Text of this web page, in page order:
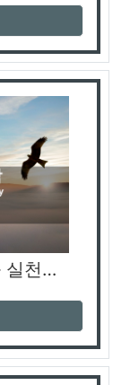
ACPK 2025-3 에베소서와 실천신학, Ephesians and Practical Theology, Послание к Ефесянам и практическое богословие (한예승 교수)